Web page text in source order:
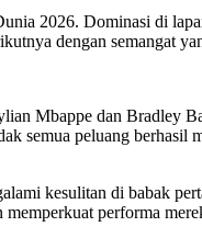
2026. Dominasi di
dengan semangat
Mbappe dan Bradley
semua peluang berhasil
kesulitan di babak
performa